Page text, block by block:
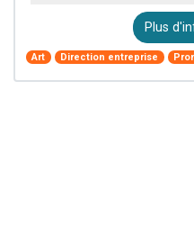
Plus
Art Direction entreprise